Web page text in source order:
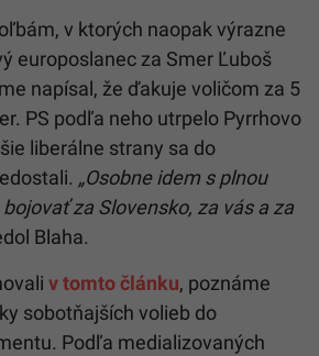
v ktorých naopak výrazne
europoslanec za Smer Ľuboš
napísal, že ďakuje voličom za 5
PS podľa neho utrpelo Pyrrhovo
liberálne strany sa do
„Osobne idem s plnou
za Slovensko, za vás a za
Blaha.
v tomto článku, poznáme
sobotňajších volieb do
Podľa medializovaných